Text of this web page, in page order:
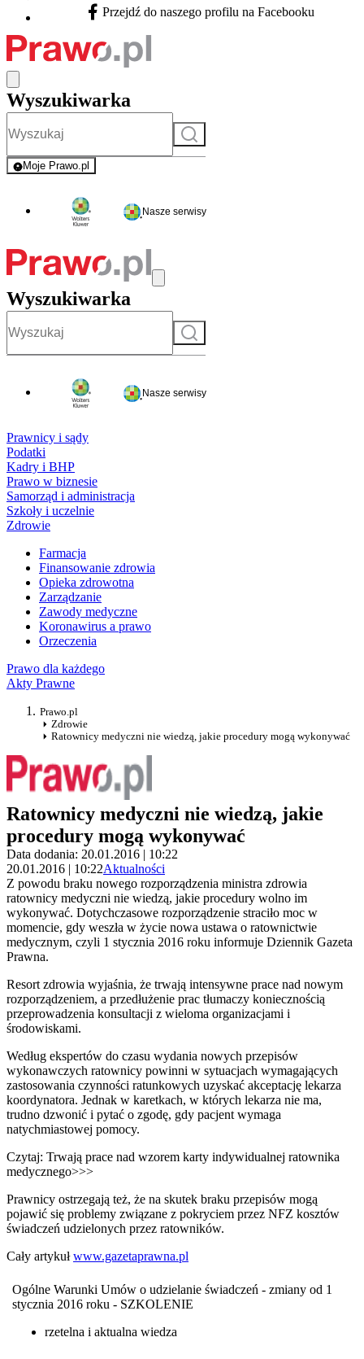
Facebook - otwiera się w nowej karcie
Przejdź do naszego profilu na Facebooku
Wyszukiwarka
Szukaj
Moje Prawo.pl
- rejestracja i logowanie do serwisu
Nasze serwisy
Wyszukiwarka
Szukaj
Nasze serwisy
Prawnicy i sądy
Podatki
Kadry i BHP
Prawo w biznesie
Samorząd i administracja
Szkoły i uczelnie
Zdrowie
Farmacja
Finansowanie zdrowia
Opieka zdrowotna
Zarządzanie
Zawody medyczne
Koronawirus a prawo
Orzeczenia
Prawo dla każdego
Akty Prawne
Prawo.pl
Zdrowie
Ratownicy medyczni nie wiedzą, jakie procedury mogą wykonywać
Ratownicy medyczni nie wiedzą, jakie
procedury mogą wykonywać
Data dodania: 20.01.2016 | 10:22
20.01.2016 | 10:22Aktualności
Z powodu braku nowego rozporządzenia ministra zdrowia
ratownicy medyczni nie wiedzą, jakie procedury wolno im
wykonywać. Dotychczasowe rozporządzenie straciło moc w
momencie, gdy weszła w życie nowa ustawa o ratownictwie
medycznym, czyli 1 stycznia 2016 roku informuje Dziennik Gazeta
Prawna.
Resort zdrowia wyjaśnia, że trwają intensywne prace nad nowym
rozporządzeniem, a przedłużenie prac tłumaczy koniecznością
przeprowadzenia konsultacji z wieloma organizacjami i
środowiskami.
Według ekspertów do czasu wydania nowych przepisów
wykonawczych ratownicy powinni w sytuacjach wymagających
zastosowania czynności ratunkowych uzyskać akceptację lekarza
koordynatora. Jednak w karetkach, w których lekarza nie ma,
trudno dzwonić i pytać o zgodę, gdy pacjent wymaga
natychmiastowej pomocy.
Czytaj: Trwają prace nad wzorem karty indywidualnej ratownika
medycznego>>>
Prawnicy ostrzegają też, że na skutek braku przepisów mogą
pojawić się problemy związane z pokryciem przez NFZ kosztów
świadczeń udzielonych przez ratowników.
Cały artykułwww.gazetaprawna.pl
Ogólne Warunki Umów o udzielanie świadczeń - zmiany od 1
stycznia 2016 roku - SZKOLENIE
rzetelna i aktualna wiedza